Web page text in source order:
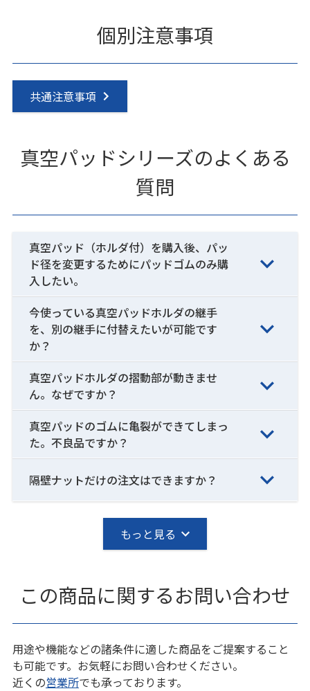
個別注意事項
共通注意事項
真空パッドシリーズのよくある
質問
真空パッド（ホルダ付）を購入後、パッ
ド径を変更するためにパッドゴムのみ購
入したい。
今使っている真空パッドホルダの継手
を、別の継手に付替えたいが可能です
か？
真空パッドホルダの摺動部が動きませ
ん。なぜですか？
真空パッドのゴムに亀裂ができてしまっ
た。不良品ですか？
隔壁ナットだけの注文はできますか？
もっと見る
この商品に関するお問い合わせ
用途や機能などの諸条件に適した商品をご提案すること
も可能です。お気軽にお問い合わせください。
近くの営業所でも承っております。